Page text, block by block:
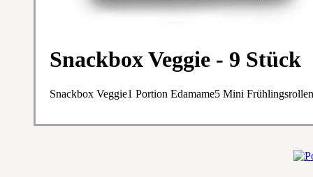
Snackbox Veggie - 9 Stück
Snackbox Veggie1 Portion Edamame5 Mini